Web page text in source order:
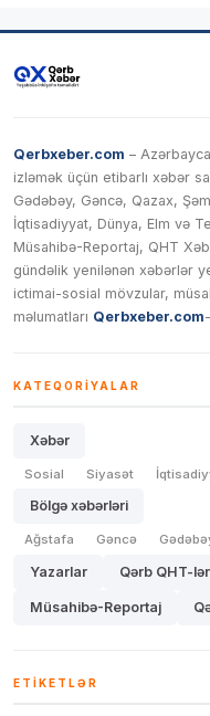
Qerbxeber.com –
izləmək üçün etibarlı xəbər
Gədəbəy, Gəncə, Qazax,
İqtisadiyyat, Dünya, Elm və
Müsahibə-Reportaj, QHT
gündəlik yenilənən xəbərlər
ictimai-sosial mövzular,
məlumatları Qerbxeber.com
KATEQORIYALAR
Xəbər
Sosial Siyasət
Bölgə xəbərləri
Ağstafa Gəncə
Yazarlar Qərb QHT-
Müsahibə-Reportaj
ETIKETLƏR